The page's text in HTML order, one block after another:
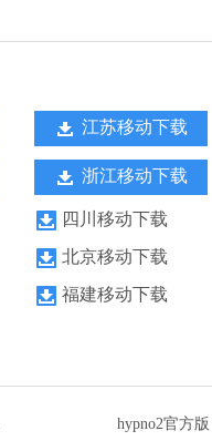
江苏移动下载
浙江移动下载
四川移动下载
北京移动下载
福建移动下载
hypno2官方